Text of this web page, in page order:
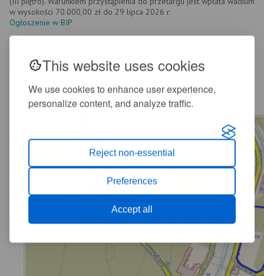
This website uses cookies
We use cookies to enhance user experience,
personalize content, and analyze traffic.
Reject non-essential
Preferences
Accept all
w wysokości 70.000,00 zł do 29 lipca 2026 r.
Ogłoszenie w BIP
Multimedia